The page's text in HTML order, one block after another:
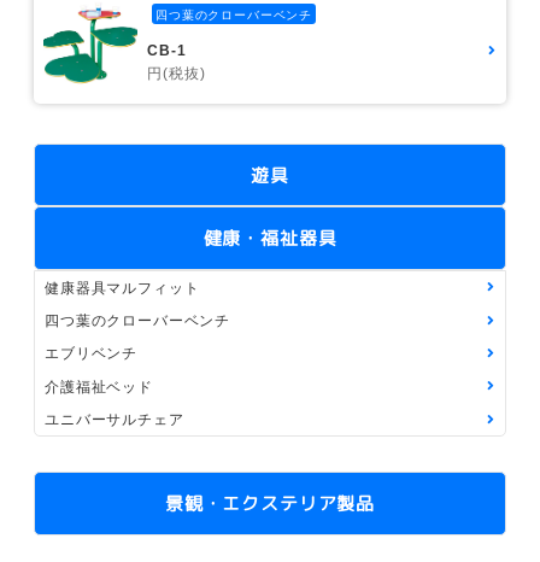
四つ葉のクローバーベンチ
CB-1
円(税抜)
遊具
健康・福祉器具
健康器具マルフィット
四つ葉のクローバーベンチ
エブリベンチ
介護福祉ベッド
ユニバーサルチェア
景観・エクステリア製品